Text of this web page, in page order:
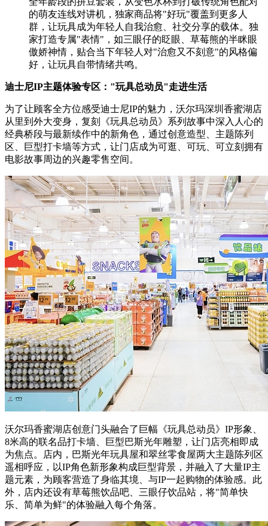
的萌友连线对讲机，独家商品将"好玩"覆盖到更多人
群，让玩具成为年轻人自我治愈、社交分享的载体。独
家打造专属"表情"，如三眼仔的眨眼、草莓熊的半眯眼
傲娇神情，贴合当下年轻人对"治愈又不刻意"的风格偏
好，让玩具自带情绪共鸣。
迪士尼IP主题体验专区："玩具总动员"走进生活
为了让顾客全方位感受迪士尼IP的魅力，沃尔玛深圳香蜜湖店
从里到外大变身，复刻《玩具总动员》系列故事中深入人心的
经典桥段与最新续作中的新角色，通过创意造型、主题陈列
区、巨型打卡墙等方式，让门店成为可逛、可玩、可立刻拥有
电影故事周边的兴趣零售空间。
沃尔玛香蜜湖店创意门头融合了巨幅《玩具总动员》IP形象、
8米高的联名品打卡墙、巨型巴斯光年雕塑，让门店亮相即成
为焦点。店内，巴斯光年玩具屋和翠丝零食屋两大主题陈列区
遥相呼应，以IP角色新形象构成巨型背景，并融入了大量IP主
题元素，为顾客营造了身临其境、与IP一起购物的体验感。此
外，店内还设有草莓熊饮品吧、三眼仔饮品站，将"简单快
乐、简单为鲜"的体验融入每个角落。